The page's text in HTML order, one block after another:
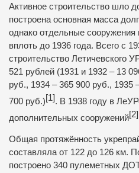
Активное строительство шло
построена основная масса
однако отдельные сооружения
вплоть до 1936 года. Всего с
строительство Летичевского
521 рублей (1931 и 1932 – 13
руб., 1934 – 365 900 руб., 1935
700 руб.)[1]. В 1938 году в
дополнительных сооружений[2]
Общая протяжённость
составляла от 122 до 126 км.
построено 340 пулеметных